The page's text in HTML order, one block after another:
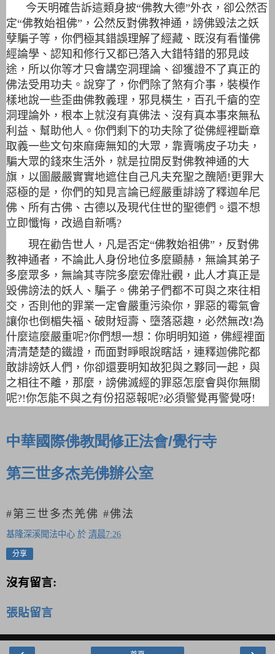
今天明確告訴這類身披“佛教大德”外衣，卻公然否
定“佛教始祖佛”，公然反對佛教神通，謗佛毀法之妖
孽騙子等，你們極其錯誤理解了經藏、既沒有看懂佛
經論學、認知和修行又都已落入大錯特錯的邪見歧
途，所以你等才只會講空洞理論、卻獲證不了真正的
佛法受用功夫。說穿了，你們除了煞有介事，裝模作
樣地說一些歪曲佛教義理，邪見橫生，百孔千瘡的空
洞理論外，根本上就沒有真佛法、沒有真本事來無私
利益、幫助他人。你們剩下的功夫除了從佛經裡斷章
取義一些文句來麻痺無知的大眾，靠賣嘴皮子功夫，
騙大眾的錢來生活外，就是拉開反對佛教神通的大
旗，以圖嚴嚴實實地遮住自己凡夫充聖之醜陋!更罪大
惡極的是，你們的知見言論已經嚴重誹謗了釋迦牟尼
佛、所有古佛、古德以及現代住世的聖德們。還不想
立即懺悔，改過自新嗎?
現在勸告世人，凡是否定“佛教始祖佛”，反對佛
教神通者，不論此人身份地位多麼顯赫，無論其弟子
多麼眾多，無論其寺院多麼宏偉壯觀，此人才真正是
毀佛謗法的妖人、騙子。 佛弟子們都不可與之來往相
交，否則他的罪業一定會嚴重污染你，罪惡的霉氣會
讓你也倒楣失福、破財短壽、墮落惡趣，必然無改!為
什麼這麼嚴重呢?你們想一想：你明明知道，佛經裡面
清清楚楚的鐵證，而面對睜眼說瞎話，連釋迦佛陀都
敢誹謗妖人們，你卻還要明知故犯與之夥同一起，與
之相往不離，那麼，謗佛滅經的罪惡怎麼會與你無關
呢?!你怎能不與之有份招惡報呢?必須警覺再警覺呀!
中華國際佛教聞修正法會/覺行寺
第三世多杰羌佛辦公室
#第三世多杰羌佛 #佛法
基隆深溪聞法中心 於 清晨7:26
分享
沒有留言:
張貼留言